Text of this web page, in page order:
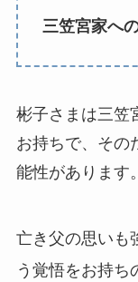
三笠宮家へ
彬子さまは三笠
お持ちで、その
能性があります。
亡き父の思いも
う覚悟をお持ち